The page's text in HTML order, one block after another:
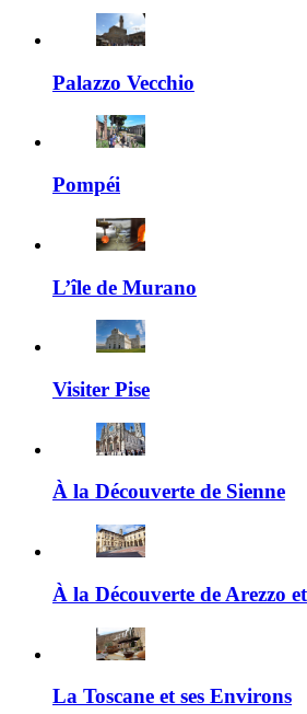
Palazzo Vecchio
Pompéi
L’île de Murano
Visiter Pise
À la Découverte de Sienne
À la Découverte de Arezzo
La Toscane et ses Environs